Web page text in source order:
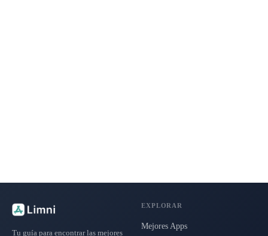
Tu guía para encontrar las mejores
EXPLORAR
Mejores Apps